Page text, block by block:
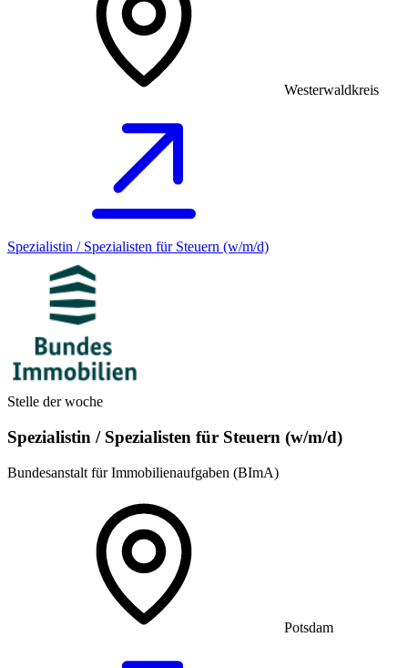
Westerwaldkreis
Spezialistin / Spezialisten für Steuern (w/m/d)
Stelle der woche
Spezialistin / Spezialisten für Steuern (w/m/d)
Bundesanstalt für Immobilienaufgaben (BImA)
Potsdam